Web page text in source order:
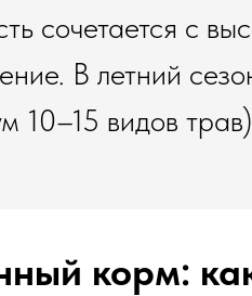
сочетается с
В летний
10–15 видов
корм: